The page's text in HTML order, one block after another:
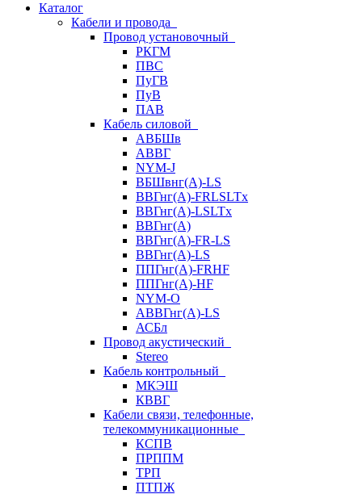
Каталог
Кабели и провода
Провод установочный
РКГМ
ПВС
ПуГВ
ПуВ
ПАВ
Кабель силовой
АВБШв
АВВГ
NYM-J
ВБШвнг(А)-LS
ВВГнг(A)-FRLSLTx
ВВГнг(A)-LSLTx
ВВГнг(А)
ВВГнг(А)-FR-LS
ВВГнг(А)-LS
ППГнг(А)-FRHF
ППГнг(А)-HF
NYM-O
АВВГнг(А)-LS
АСБл
Провод акустический
Stereo
Кабель контрольный
МКЭШ
КВВГ
Кабели связи, телефонные,
телекоммуникационные
КСПВ
ПРППМ
ТРП
ПТПЖ